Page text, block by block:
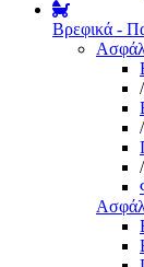
Βρεφικά -
/
/
/